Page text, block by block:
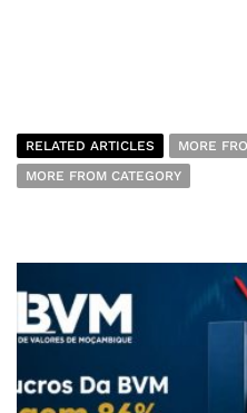
RELATED ARTICLES
MORE
MORE FROM CATEGORY